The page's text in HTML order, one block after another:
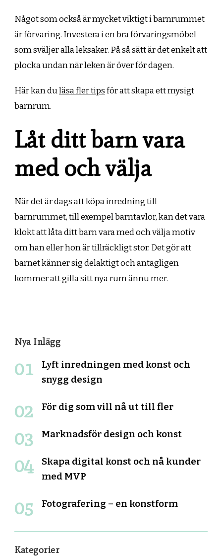
Något som också är mycket viktigt i barnrummet
är förvaring. Investera i en bra förvaringsmöbel
som sväljer alla leksaker. På så sätt är det enkelt att
plocka undan när leken är över för dagen.
Här kan duläsa fler tipsför att skapa ett mysigt
barnrum.
Låt ditt barn vara
med och välja
När det är dags att köpa inredning till
barnrummet, till exempel barntavlor, kan det vara
klokt att låta ditt barn vara med och välja motiv
om han eller hon är tillräckligt stor. Det gör att
barnet känner sig delaktigt och antagligen
kommer att gilla sitt nya rum ännu mer.
Nya Inlägg
Lyft inredningen med konst och
snygg design
För dig som vill nå ut till fler
Marknadsför design och konst
Skapa digital konst och nå kunder
med MVP
Fotografering – en konstform
Kategorier